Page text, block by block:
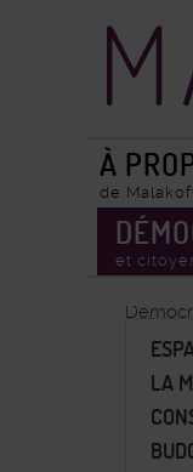
Malakoff
À
de
et
LA